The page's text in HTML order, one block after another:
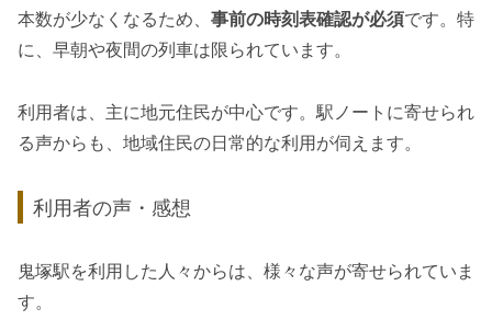
本数が少なくなるため、 事前の時刻表確認が必須です。特
に、早朝や夜間の列車は限られています。
利用者は、主に地元住民が中心です。駅ノートに寄せられ
る声からも、地域住民の日常的な利用が伺えます。
利用者の声・感想
鬼塚駅を利用した人々からは、様々な声が寄せられていま
す。